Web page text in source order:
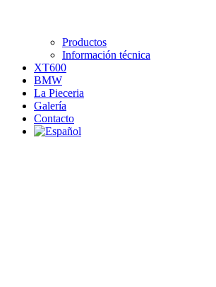
Productos
Información técnica
XT600
BMW
La Pieceria
Galería
Contacto